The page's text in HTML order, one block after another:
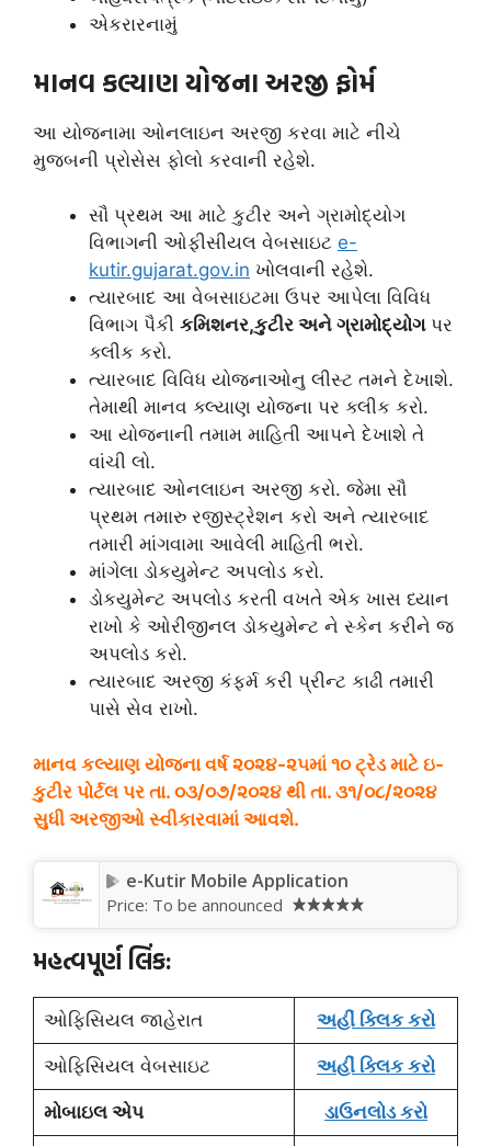
એકરારનામું
માનવ કલ્યાણ યોજના અરજી ફોર્મ
આ યોજનામા ઓનલાઇન અરજી કરવા માટે નીચે
મુજબની પ્રોસેસ ફોલો કરવાની રહેશે.
સૌ પ્રથમ આ માટે કુટીર અને ગ્રામોદ્યોગ
વિભાગની ઓફીસીયલ વેબસાઇટ e-
kutir.gujarat.gov.in ખોલવાની રહેશે.
ત્યારબાદ આ વેબસાઇટમા ઉપર આપેલા વિવિધ
વિભાગ પૈકી કમિશનર,કુટીર અને ગ્રામોદ્યોગપર
ક્લીક કરો.
ત્યારબાદ વિવિધ યોજનાઓનુ લીસ્ટ તમને દેખાશે.
તેમાથી માનવ ક્લ્યાણ યોજના પર ક્લીક કરો.
આ યોજનાની તમામ માહિતી આપને દેખાશે તે
વાંચી લો.
ત્યારબાદ ઓનલાઇન અરજી કરો. જેમા સૌ
પ્રથમ તમારુ રજીસ્ટ્રેશન કરો અને ત્યારબાદ
તમારી માંગવામા આવેલી માહિતી ભરો.
માંગેલા ડોકયુમેન્ટ અપલોડ કરો.
ડોકયુમેન્ટ અપલોડ કરતી વખતે એક ખાસ ધ્યાન
રાખો કે ઓરીજીનલ ડોકયુમેન્ટ ને સ્કેન કરીને જ
અપલોડ કરો.
ત્યારબાદ અરજી કંફર્મ કરી પ્રીન્ટ કાઢી તમારી
પાસે સેવ રાખો.
માનવ કલ્યાણ યોજના વર્ષ ૨૦૨૪-૨૫માં ૧૦ ટ્રેડ માટે ઇ-
કુટીર પોર્ટલ પર તા. ૦૩/૦૭/૨૦૨૪ થી તા. ૩૧/૦૮/૨૦૨૪
સુધી અરજીઓ સ્વીકારવામાં આવશે.
e-Kutir Mobile Application
Price: To be announced
મહત્વપૂર્ણ લિંક:
ઓફિસિયલ જાહેરાત અહીં ક્લિક કરો
ઓફિસિયલ વેબસાઇટ અહીં ક્લિક કરો
મોબાઇલ એપ ડાઉનલોડકરો